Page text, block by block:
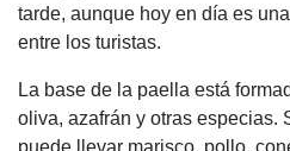
tarde, aunque hoy en día es
entre los turistas.
La base de la paella está
oliva, azafrán y otras especias.
puede llevar marisco, pollo,